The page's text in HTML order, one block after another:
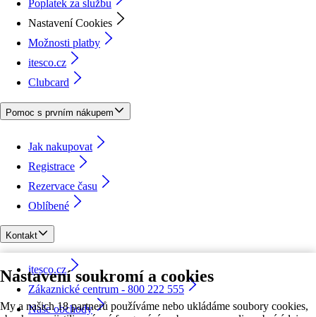
Nastavení soukromí a cookies
My a našich 18 partnerů používáme nebo ukládáme soubory cookies,
Poplatek za službu
Nastavení Cookies
Možnosti platby
itesco.cz
Clubcard
Pomoc s prvním nákupem
Jak nakupovat
Registrace
Rezervace času
Oblíbené
Kontakt
itesco.cz
Zákaznické centrum - 800 222 555
Naše obchody